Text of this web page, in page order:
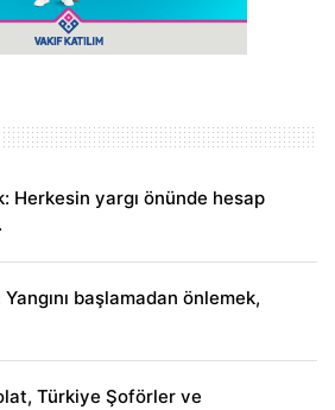
Herkesin yargı önünde hesap
başlamadan önlemek,
Türkiye Şoförler ve